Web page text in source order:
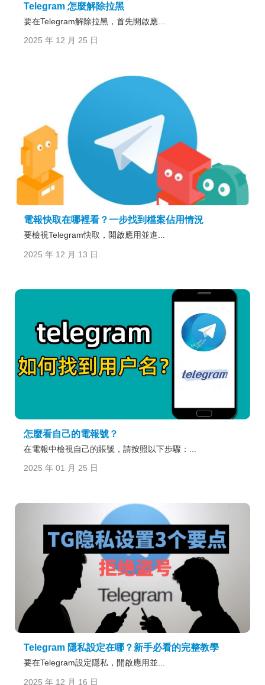
Telegram 怎麼解除拉黑
要在Telegram解除拉黑，首先開啟應...
2025 年 12 月 25 日
電報快取在哪裡看？一步找到檔案佔用情況
要檢視Telegram快取，開啟應用並進...
2025 年 12 月 13 日
怎麼看自己的電報號？
在電報中檢視自己的賬號，請按照以下步驟：...
2025 年 01 月 25 日
Telegram 隱私設定在哪？新手必看的完整教學
要在Telegram設定隱私，開啟應用並...
2025 年 12 月 16 日